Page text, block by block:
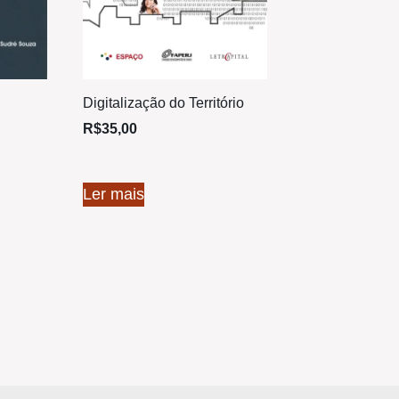
Digitalização do Território
R$35,00
Ler mais